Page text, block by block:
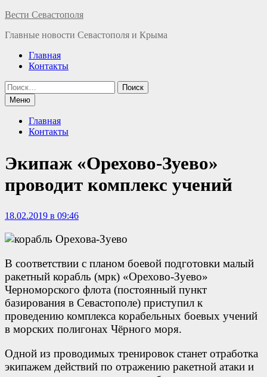
Перейти
содержимому
Вести Севастополя
Главные новости Севастополя и Крыма
Главная
Контакты
Найти:
Меню
Главная
Контакты
Экипаж «Орехово-Зуево»
проводит комплекс учений
18.02.2019 в 09:46
В соответствии с планом боевой подготовки малый
ракетный корабль (мрк) «Орехово-Зуево»
Черноморского флота (постоянный пункт
базирования в Севастополе) приступил к
проведению комплекса корабельных боевых учений
в морских полигонах Чёрного моря.
Одной из проводимых тренировок станет отработка
экипажем действий по отражению ракетной атаки и